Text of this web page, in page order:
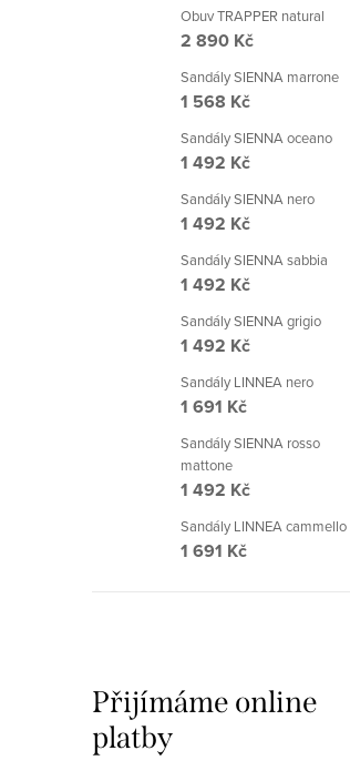
Obuv TRAPPER natural
2 890 Kč
Sandály SIENNA marrone
1 568 Kč
Sandály SIENNA oceano
1 492 Kč
Sandály SIENNA nero
1 492 Kč
Sandály SIENNA sabbia
1 492 Kč
Sandály SIENNA grigio
1 492 Kč
Sandály LINNEA nero
1 691 Kč
Sandály SIENNA rosso
mattone
1 492 Kč
Sandály LINNEA cammello
1 691 Kč
Přijímáme online
platby